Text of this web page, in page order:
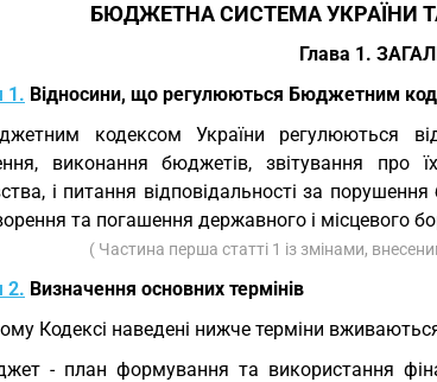
БЮДЖЕТНА СИСТЕМА УКРАЇНИ
Глава 1.
1. Відносини, що регулюються Бюджетним
кодексом України регулюються
виконання бюджетів, звітування
і питання відповідальності за
та погашення державного і місцевого
( Частина перша статті 1 із змінами,
2. Визначення основних термінів
Кодексі наведені нижче терміни
- план формування та використання